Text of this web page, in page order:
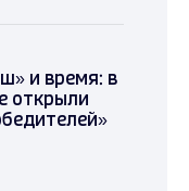
и время: в
открыли